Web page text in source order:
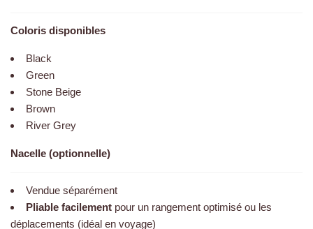
Coloris disponibles
Black
Green
Stone Beige
Brown
River Grey
Nacelle (optionnelle)
Vendue séparément
Pliable facilement pour un rangement optimisé ou les
déplacements (idéal en voyage)